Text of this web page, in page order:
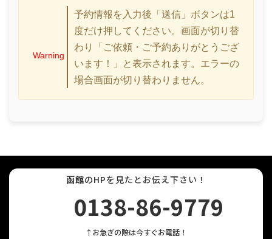
Warning
予約情報を入力後「送信」ボタンは1
度だけ押してください。画面が切り替
わり「ご依頼・ご予約ありがとうござ
います！」と表示されます。エラーの
場合画面が切り替わりません。
函館のHPを見たとお伝え下さい！
0138-86-9779
↑お急ぎの際は今すぐお電話！